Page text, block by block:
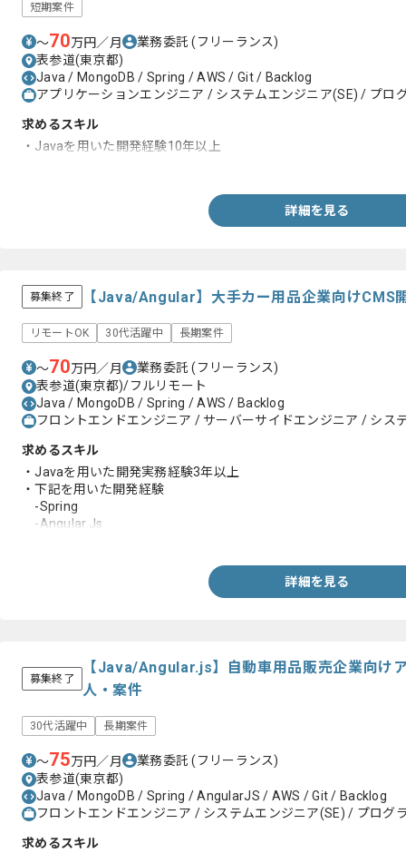
短期案件
〜70万円／月 業務委託(フリーランス)
表参道(東京都)
Java / MongoDB / Spring / AWS / Git / Backlog
アプリケーションエンジニア / システムエンジニア(SE) / プロ
求めるスキル
・Javaを用いた開発経験10年以上
詳細を見る
募集終了 【Java/Angular】大手カー用品企業向けCMS
リモートOK 30代活躍中 長期案件
〜70万円／月 業務委託(フリーランス)
表参道(東京都)/フルリモート
Java / MongoDB / Spring / AWS / Backlog
フロントエンドエンジニア / サーバーサイドエンジニア / シス
求めるスキル
・Javaを用いた開発実務経験3年以上
・下記を用いた開発経験
-Spring
-Angular.Js
詳細を見る
募集終了
【Java/Angular.js】自動車用品販売企業向け
人・案件
30代活躍中 長期案件
〜75万円／月 業務委託(フリーランス)
表参道(東京都)
Java / MongoDB / Spring / AngularJS / AWS / Git / Backlog
フロントエンドエンジニア / システムエンジニア(SE) / プログ
求めるスキル